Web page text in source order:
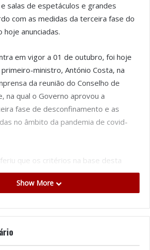
salas de espetáculos e grandes
com as medidas da terceira fase do
anunciadas.
em vigor a 01 de outubro, foi hoje
ministro, António Costa, na
da reunião do Conselho de
na qual o Governo aprovou a
fase de desconfinamento e as
no âmbito da pandemia de covid-
que os critérios na base desta
de locais de grande frequência,
públicos, locais de risco, como os
Show More